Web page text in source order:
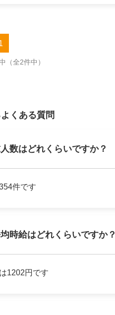
（全2件中）
くある質問
数はどれくらいですか？
件です
時給はどれくらいですか？
1202円です